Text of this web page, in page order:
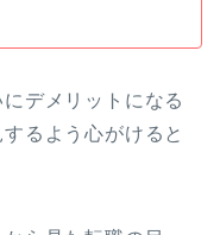
デメリットになる
るよう心がけると